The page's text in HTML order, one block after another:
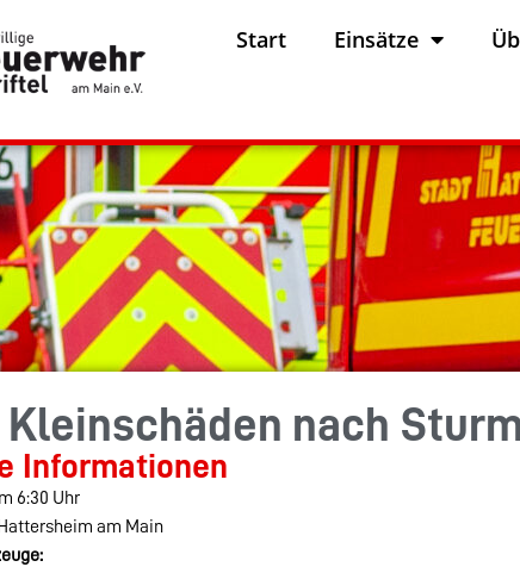
Start Einsätze
Kleinschäden nach
Informationen
6:30 Uhr
am Main